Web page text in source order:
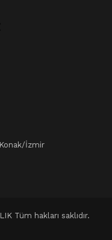
İzmir
Tüm hakları saklıdır.